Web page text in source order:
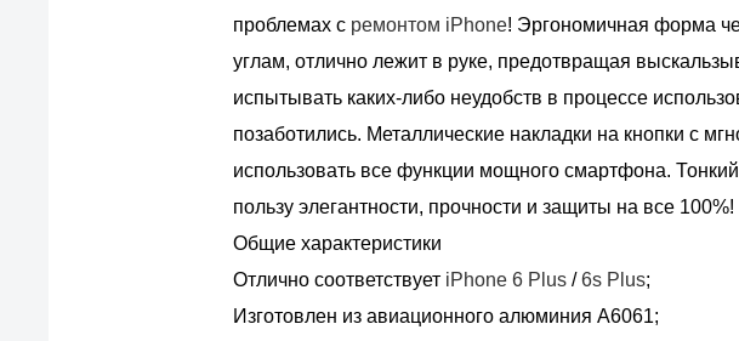
проблемах с ремонтом iPhone! Эргономичная форма
углам, отлично лежит в руке, предотвращая
испытывать каких-либо неудобств в процессе
позаботились. Металлические накладки на кнопки с
использовать все функции мощного смартфона.
пользу элегантности, прочности и защиты на все 100%!
Общие характеристики
Отлично соответствует iPhone 6 Plus /6s Plus;
Изготовлен из авиационного алюминия А6061;